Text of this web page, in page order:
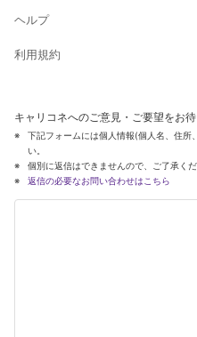
ヘルプ
利用規約
キャリコネへのご意見・ご要望をお待
下記フォームには個人情報(個人名、住所
い。
個別に返信はできませんので、ご了承くだ
返信の必要なお問い合わせはこちら